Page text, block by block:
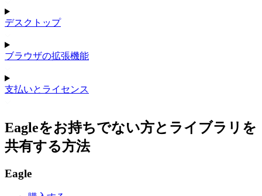
デスクトップ
ブラウザの拡張機能
支払いとライセンス
Eagleをお持ちでない方とライブラリを
共有する方法
Eagle